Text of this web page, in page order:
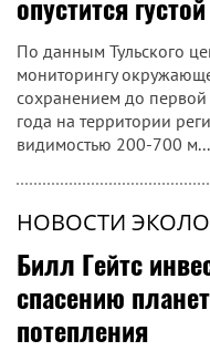
По данным Тульского
мониторингу
сохранением до
года на территории
видимостью 200-700
НОВОСТИ
Билл Гейтс
спасению
потепления